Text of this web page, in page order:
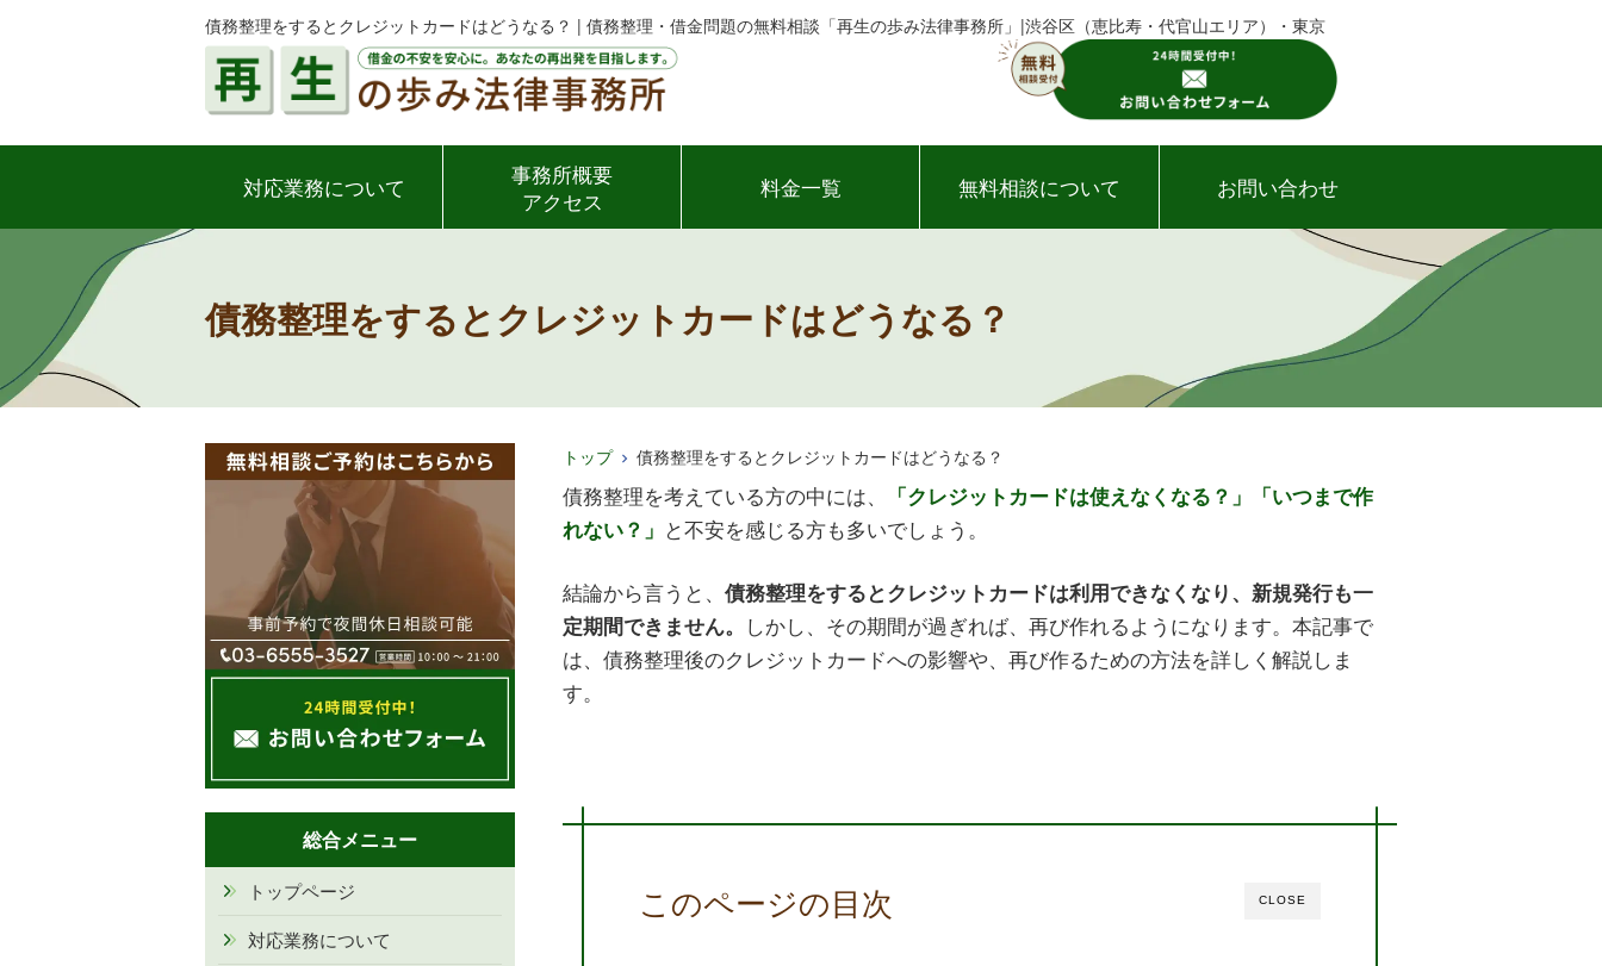
債務整理をするとクレジットカードはどうなる？ | 債務整理・借金問題の無料相談「再生の歩み法律事務所」|渋谷区（恵比寿・代官山エリア）・東京
対応業務について
事務所概要
アクセス
料金一覧 無料相談について お問い合わせ
債務整理をするとクレジットカードはどうなる？
トップ 債務整理をするとクレジットカードはどうなる？
債務整理を考えている方の中には、
「クレジットカードは使えなくなる？」「いつまで作
れない？」 と不安を感じる方も多いでしょう。
結論から言うと、 債務整理をするとクレジットカードは利用できなくなり、新規発行も一
定期間できません。 しかし、その期間が過ぎれば、再び作れるようになります。本記事で
は、債務整理後のクレジットカードへの影響や、再び作るための方法を詳しく解説しま
す。
CLOSE
このページの目次
総合メニュー
トップページ
対応業務について